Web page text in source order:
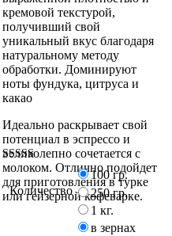
кремовой текстурой,
получивший свой
уникальный вкус благодаря
натуральному методу
обработки. Доминируют
ноты фундука, цитруса и
какао
Идеально раскрывает свой
потенциал в эспрессо и
великолепно сочетается с
молоком. Отлично подойдет
для приготовления в турке
или гейзерной кофеварке.
Оценка
4.80
из 5
Количество
100 гр.
250 гр.
1 кг.
в зернах